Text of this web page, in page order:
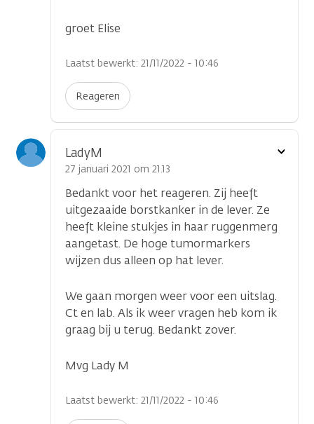
groet Elise
Laatst bewerkt: 21/11/2022 - 10:46
Reageren
LadyM
27 januari 2021 om 21.13
Bedankt voor het reageren. Zij heeft
uitgezaaide borstkanker in de lever. Ze
heeft kleine stukjes in haar ruggenmerg
aangetast. De hoge tumormarkers
wijzen dus alleen op hat lever.
We gaan morgen weer voor een uitslag.
Ct en lab. Als ik weer vragen heb kom ik
graag bij u terug. Bedankt zover.
Mvg Lady M
Laatst bewerkt: 21/11/2022 - 10:46
Toon